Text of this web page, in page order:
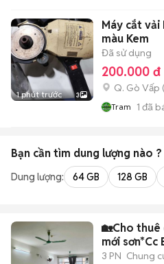
1 phút trước 3
Máy cắt vải
màu Kem
Đã sử dụng
200.000 đ
Q. Gò Vấp
Tram 1 đã
Bạn cần tìm dung lượng nào ?
Dung lượng: 64 GB 128 GB
🏡Cho thuê
mới sơn*Cc
3 PN Chung